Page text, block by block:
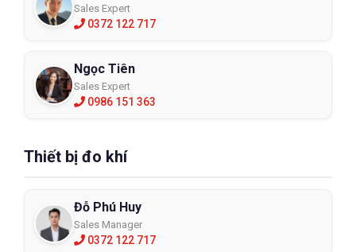
Sales Expert
0372 122 717
Ngọc Tiên
Sales Expert
0986 151 363
Thiết bị đo khí
Đỗ Phú Huy
Sales Manager
0372 122 717